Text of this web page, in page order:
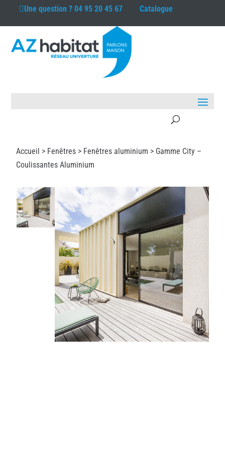
Une question ?04 95 20 45 67 Catalogue
Accueil > Fenêtres > Fenêtres aluminium > Gamme City –
Coulissantes Aluminium